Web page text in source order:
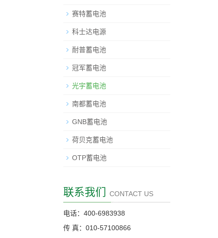
赛特蓄电池
科士达电源
耐普蓄电池
冠军蓄电池
光宇蓄电池
南都蓄电池
GNB蓄电池
荷贝克蓄电池
OTP蓄电池
联系我们 CONTACT US
电话：400-6983938
传 真：010-57100866